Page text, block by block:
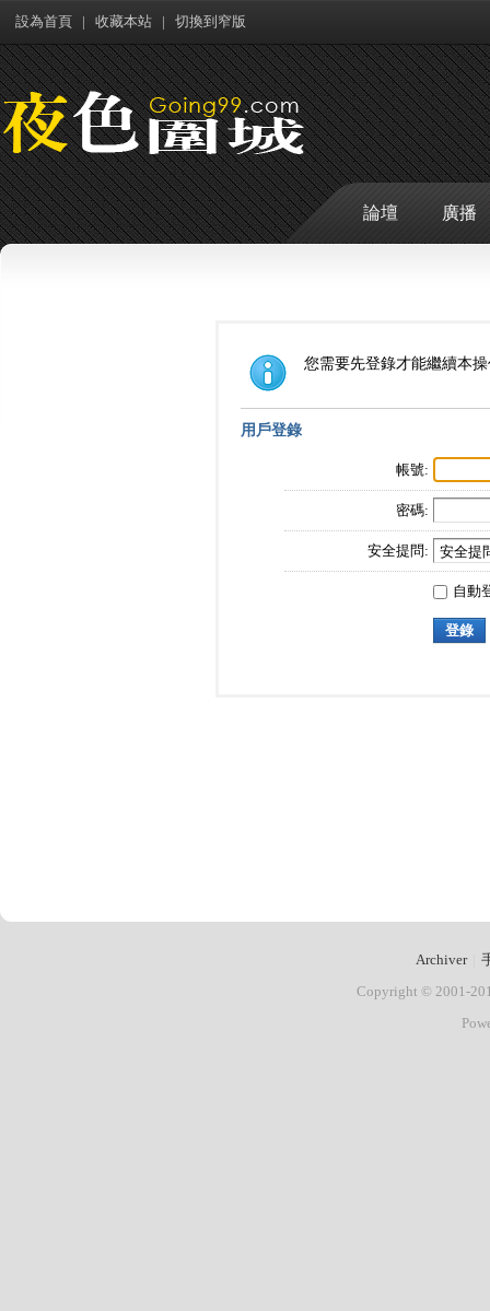
設為首頁 | 收藏本站 | 切換到窄版
論壇 廣播
您需要先登錄才能繼續本
用戶登錄
帳號:
密碼:
安全提問:
自動
登錄
Archiver
Copyright © 2001-